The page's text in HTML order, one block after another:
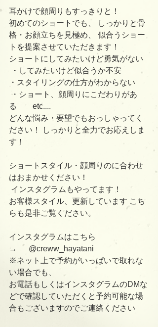
耳かけで顔周りもすっきりと！
初めてのショートでも、 しっかりと骨
格・お顔立ちを見極め、 似合うショー
トを提案させていただきます！
ショートにしてみたいけど勇気がない
・してみたいけど似合うか不安
・スタイリングの仕方がわからない
る　　etc....
どんな悩み・要望でもおっしゃってく
ださい！ しっかりと全力でお応えしま
す！
ショートスタイル・顔周りのに合わせ
はおまかせください！
インスタグラムもやってます！
お客様スタイル、更新しています こち
らも是非ご覧ください。
インスタグラムはこちら
→      @creww_hayatani
※ネット上で予約がいっぱいで取れな
い場合でも、
お電話もしくはインスタグラムのDMな
どで確認していただくと予約可能な場
合もございますのでご連絡ください